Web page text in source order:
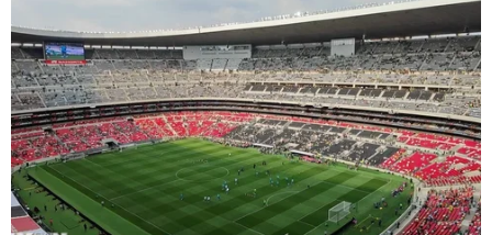
Tuyển Việt Nam có thể đá giao hữu với Iraq trong tháng Mười.
(Ảnh: Nguyên An/Vietnam+)
Liên đoàn bóng đá Việt Nam (VFF) vừa nhận
được lời đề nghị thi đấu giao hữu giữa hai đội